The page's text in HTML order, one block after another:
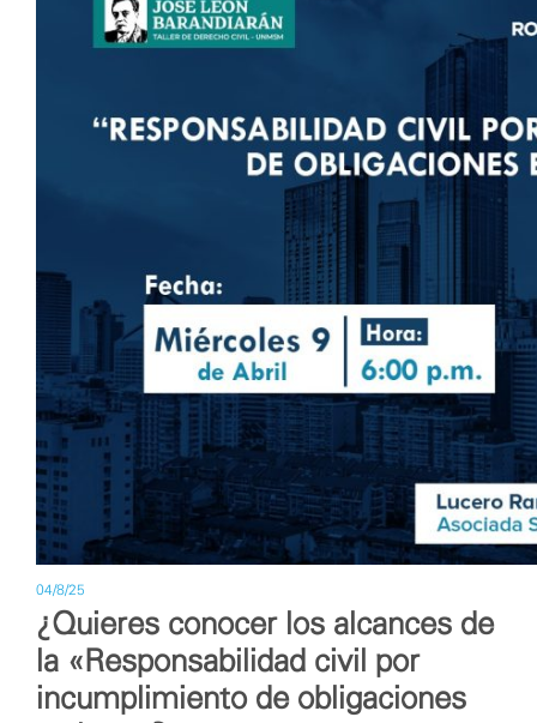
04/8/25
¿Quieres conocer los alcances de
la «Responsabilidad civil por
incumplimiento de obligaciones